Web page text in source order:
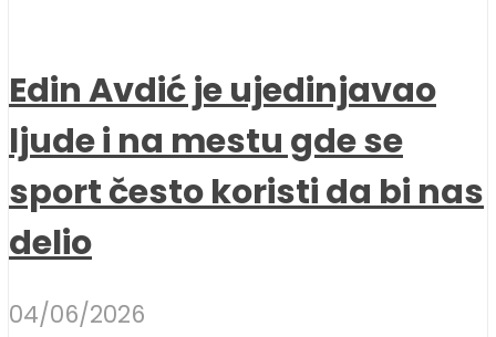
Edin Avdić je ujedinjavao
ljude i na mestu gde se
sport često koristi da bi nas
delio
04/06/2026